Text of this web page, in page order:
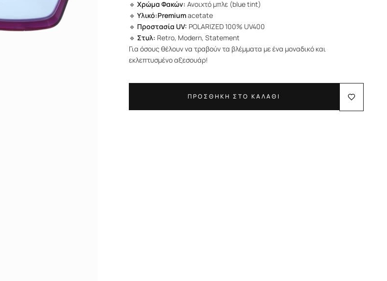
🔹Χρώμα Φακών: Ανοιχτό μπλε (blue tint)
🔹Υλικό:Premiumacetate
🔹 Προστασία UV: POLARIZED 100% UV400
🔹 Στυλ: Retro, Modern, Statement
Για όσους θέλουν να τραβούν τα βλέμματα με ένα μοναδικό και
εκλεπτυσμένο αξεσουάρ!
ΠΡΟΣΘΗΚΗ ΣΤΟ ΚΑΛΑΘΙ